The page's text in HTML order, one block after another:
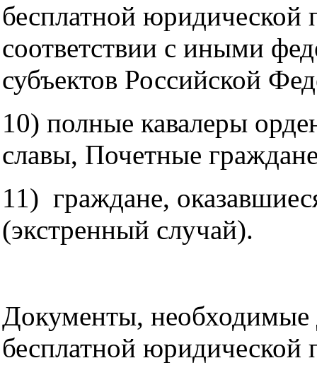
бесплатной юридической
соответствии с иными
субъектов Российской
10) полные кавалеры
славы, Почетные
11) граждане,
(экстренный случай).
Документы, необходимые
бесплатной